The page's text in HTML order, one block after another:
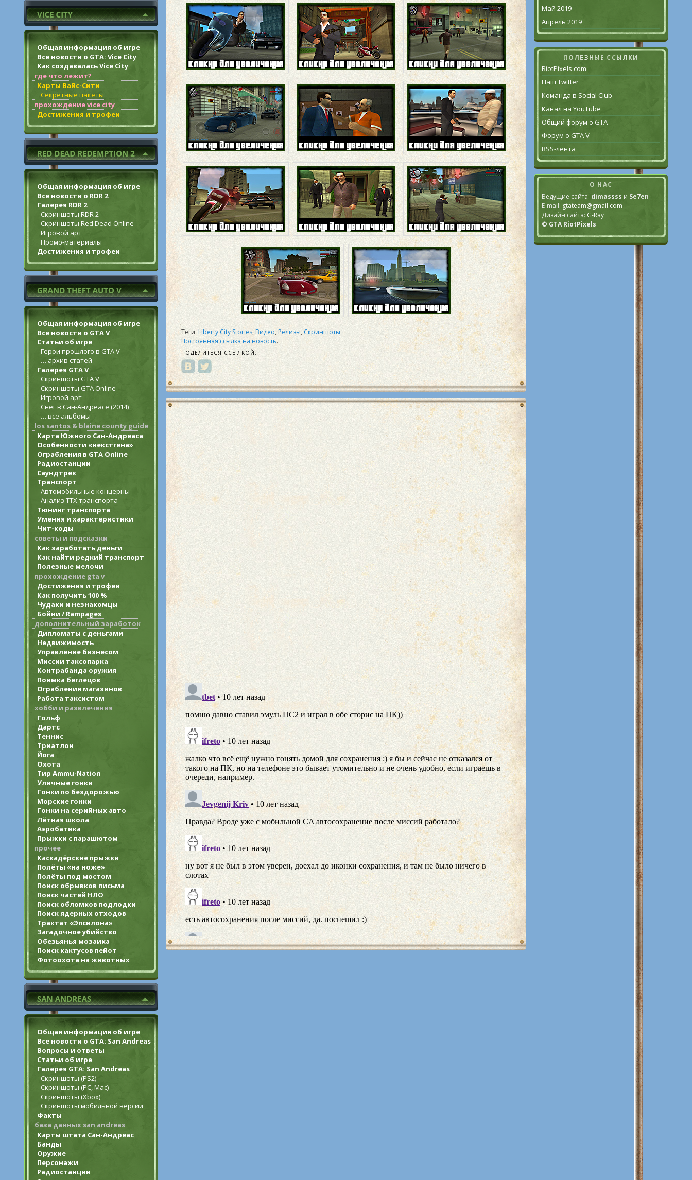
Общая информация об игре
Все новости о GTA: Vice City
Как создавалась Vice City
где что лежит?
Карты Вайс-Сити
Секретные пакеты
прохождение vice city
Достижения и трофеи
Общая информация об игре
Все новости о RDR 2
Галерея RDR 2
Скриншоты RDR 2
Скриншоты Red Dead Online
Игровой арт
Промо-материалы
Достижения и трофеи
Общая информация об игре
Все новости о GTA V
Статьи об игре
Герои прошлого в GTA V
… архив статей
Галерея GTA V
Скриншоты GTA V
Скриншоты GTA Online
Игровой арт
Снег в Сан-Андреасе (2014)
… все альбомы
los santos & blaine county guide
Карта Южного Сан-Андреаса
Особенности «некстгена»
Ограбления в GTA Online
Радиостанции
Саундтрек
Транспорт
Автомобильные концерны
Анализ ТТХ транспорта
Тюнинг транспорта
Умения и характеристики
Чит-коды
советы и подсказки
Как заработать деньги
Как найти редкий транспорт
Полезные мелочи
прохождение gta v
Достижения и трофеи
Как получить 100 %
Чудаки и незнакомцы
Бойни / Rampages
дополнительный заработок
Дипломаты с деньгами
Недвижимость
Управление бизнесом
Миссии таксопарка
Контрабанда оружия
Поимка беглецов
Ограбления магазинов
Работа таксистом
хобби и развлечения
Гольф
Дартс
Теннис
Триатлон
Йога
Охота
Тир Ammu-Nation
Уличные гонки
Гонки по бездорожью
Морские гонки
Гонки на серийных авто
Лётная школа
Аэробатика
Прыжки с парашютом
прочее
Каскадёрские прыжки
Полёты «на ноже»
Полёты под мостом
Поиск обрывков письма
Поиск частей НЛО
Поиск обломков подлодки
Поиск ядерных отходов
Трактат «Эпсилона»
Загадочное убийство
Обезьянья мозаика
Поиск кактусов пейот
Фотоохота на животных
Общая информация об игре
Все новости о GTA: San Andreas
Вопросы и ответы
Статьи об игре
Галерея GTA: San Andreas
Скриншоты (PS2)
Скриншоты (PC, Mac)
Скриншоты (Xbox)
Скриншоты мобильной версии
Факты
база данных san andreas
Карты штата Сан-Андреас
Банды
Оружие
Персонажи
Радиостанции
Теги:Liberty City Stories,Видео,Релизы,Скриншоты
Постоянная ссылка на новость.
ПОДЕЛИТЬСЯ ССЫЛКОЙ:
Май 2019
Апрель 2019
ПОЛЕЗНЫЕ ССЫЛКИ
RiotPixels.com
Наш Twitter
Команда в Social Club
Канал на YouTube
Общий форум о GTA
Форум о GTA V
RSS-лента
О НАС
Ведущие сайта: dimassss и Se7en
E-mail: gtateam@gmail.com
Дизайн сайта: G-Ray
© GTA RiotPixels